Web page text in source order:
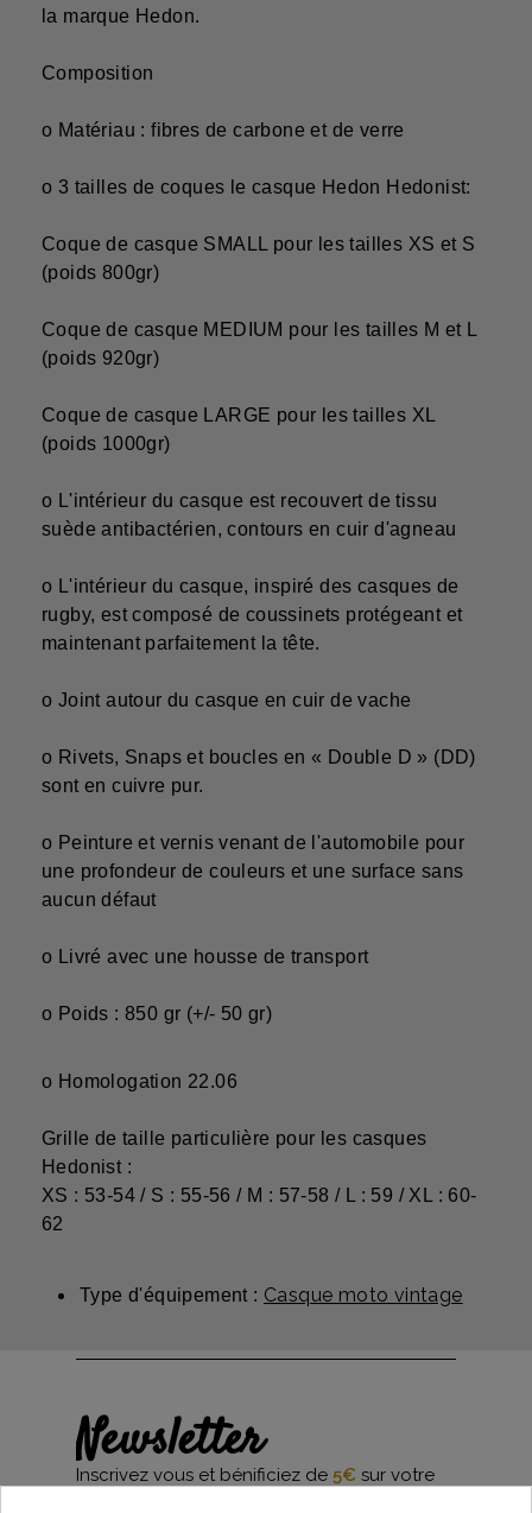
la marque Hedon.
Composition
o Matériau :fibres de carbone et de verre
o 3 tailles de coques le casque Hedon Hedonist:
Coque de casque SMALL pour les tailles XS et S
(poids 800gr)
Coque de casque MEDIUM pour les tailles M et L
(poids 920gr)
Coque de casque LARGE pour les tailles XL
(poids 1000gr)
o L'intérieur du casque est recouvert de tissu
suède antibactérien, contours en cuir d'agneau
o L'intérieur du casque, inspiré des casques de
rugby, est composé de coussinets protégeant et
maintenant parfaitement la tête.
o Joint autour du casque en cuir de vache
o Rivets, Snaps et boucles en « Double D » (DD)
sont encuivre pur.
o Peinture et vernis venant de l'automobile pour
une profondeur de couleurs et une surface sans
aucun défaut
o Livré avec une housse de transport
o Poids : 850 gr (+/- 50 gr)
o Homologation 22.06
Grille de taille particulière pour les casques
Hedonist :
XS : 53-54 / S : 55-56 / M : 57-58 / L : 59 / XL : 60-
62
Type d'équipement : Casque moto vintage
Newsletter
Inscrivez vous et bénificiez de 5€ sur votre